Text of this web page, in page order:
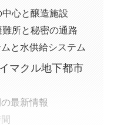
心と醸造施設
所と秘密の通路
と水供給システム
マクル地下都市
最新情報